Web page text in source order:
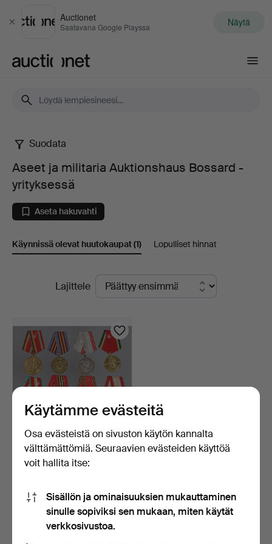
Sulje
Auctionet
Saatavana Google Playssa Näytä
Aseet
ja
militaria
Auktionshaus
yrityksessä
Suodata
Aseet ja militaria Auktionshaus Bossard -
yrityksessä
Aseta hakuvahti
Käynnissä olevat huutokaupat(1) Lopulliset hinnat
Käynnissä
huutokaupat
Lajittele
8 kunniamerkkiä ja
rintamerkkiä, NL.
47 USD
Aseta hakuvahti
Käytämme evästeitä
Osa evästeistä on sivuston käytön kannalta
välttämättömiä. Seuraavien evästeiden käyttöä
voit hallita itse:
Sisällön ja ominaisuuksien mukauttaminen
sinulle sopiviksi sen mukaan, miten käytät
verkkosivustoa.